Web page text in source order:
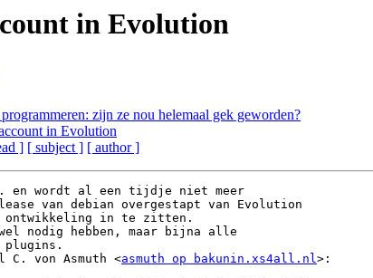
in Evolution
zijn ze nou helemaal gek geworden?
in Evolution
] [ subject ] [ author ]
wordt al een tijdje niet meer
van debian overgestapt van Evolution
ontwikkeling in te zitten.
nodig hebben, maar bijna alle
C. von Asmuth <asmuth op bakunin.xs4all.nl>: